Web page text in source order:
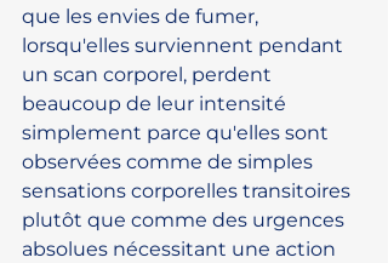
que les envies de fumer,
lorsqu'elles surviennent pendant
un scan corporel, perdent
beaucoup de leur intensité
simplement parce qu'elles sont
observées comme de simples
sensations corporelles transitoires
plutôt que comme des urgences
absolues nécessitant une action